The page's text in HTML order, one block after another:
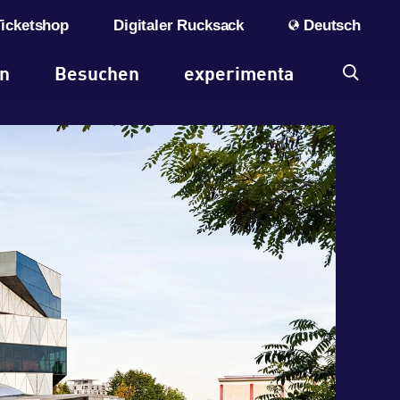
Digitaler Rucksack Deutsch
Besuchen experimenta